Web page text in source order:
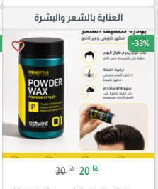
العناية بالشعر والبشرة
favorite_border -33%
30 ₪ 20 ₪